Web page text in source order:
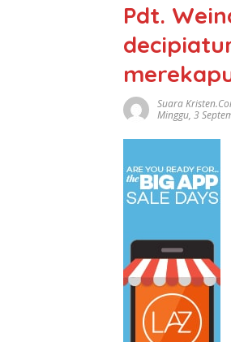
Pdt.
Suara
Minggu, 3